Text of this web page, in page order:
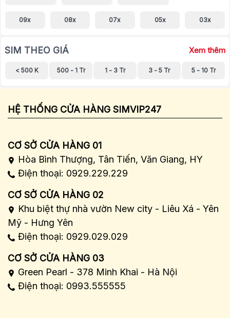
09x 08x 07x 05x 03x
SIM THEO GIÁ Xem thêm
< 500 K 500 - 1 Tr 1 - 3 Tr 3 - 5 Tr 5 - 10 Tr
HỆ THỐNG CỬA HÀNG SIMVIP247
CƠ SỞ CỬA HÀNG 01
Hòa Bình Thượng, Tân Tiến, Văn Giang, HY
Điện thoại: 0929.229.229
CƠ SỞ CỬA HÀNG 02
Khu biệt thự nhà vườn New city - Liêu Xá - Yên
Mỹ - Hưng Yên
Điện thoại: 0929.029.029
CƠ SỞ CỬA HÀNG 03
Green Pearl - 378 Minh Khai - Hà Nội
Điện thoại: 0993.555555